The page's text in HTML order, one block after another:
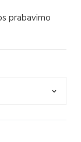
prabavimo